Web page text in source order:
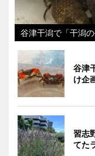
谷津干潟で「干潟
谷津
け企
習志
てた